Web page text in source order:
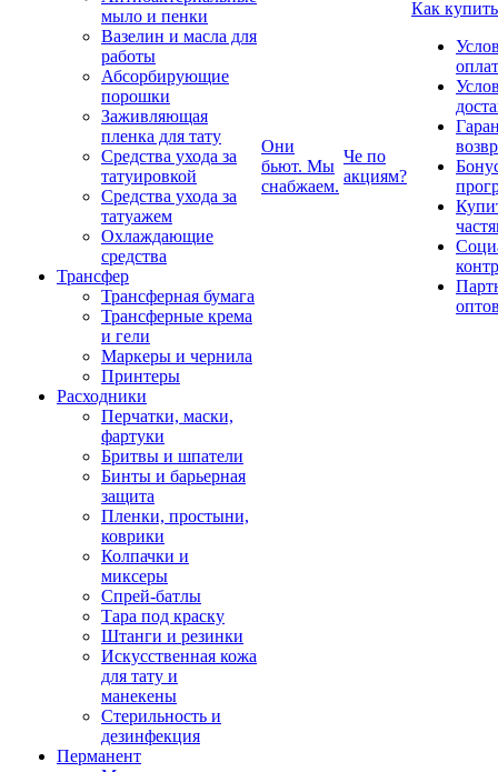
мыло и пенки
Вазелин и масла для
работы
Абсорбирующие
порошки
Заживляющая
пленка для тату
Средства ухода за
татуировкой
Средства ухода за
татуажем
Охлаждающие
средства
Трансфер
Трансферная бумага
Трансферные крема
и гели
Маркеры и чернила
Принтеры
Расходники
Перчатки, маски,
фартуки
Бритвы и шпатели
Бинты и барьерная
защита
Пленки, простыни,
коврики
Колпачки и
миксеры
Спрей-батлы
Тара под краску
Штанги и резинки
Искусственная кожа
для тату и
манекены
Стерильность и
дезинфекция
Перманент
Они
бьют. Мы
снабжаем.
Че по
акциям?
Как купить